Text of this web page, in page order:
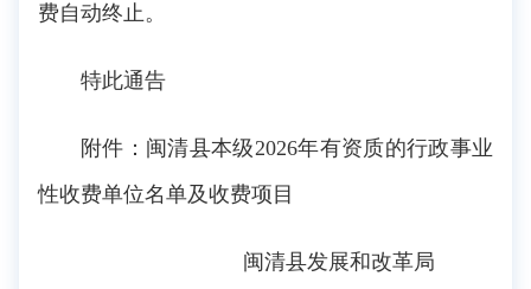
费自动终止。
特此通告
附件：闽清县本级2026年有资质的行政事业
性收费单位名单及收费项目
闽清县发展和改革局